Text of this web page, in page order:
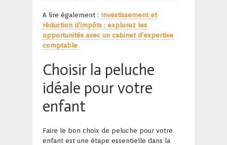
A lire également : Investissement et
réduction d’impôts : explorez les
opportunités avec un cabinet d’expertise
comptable
Choisir la peluche
idéale pour votre
enfant
Faire le bon choix de peluche pour votre
enfant est une étape essentielle dans la